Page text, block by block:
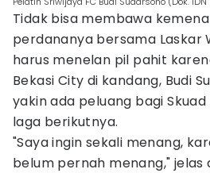
Tidak bisa membawa
perdananya bersama Laskar
harus menelan pil pahit
Bekasi City di kandang, Budi
yakin ada peluang bagi
laga berikutnya.
"Saya ingin sekali menang,
belum pernah menang," jelas